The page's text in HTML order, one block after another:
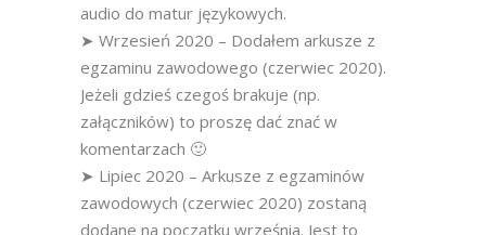
audio do matur językowych.
➤ Wrzesień 2020 – Dodałem arkusze z
egzaminu zawodowego (czerwiec 2020).
Jeżeli gdzieś czegoś brakuje (np.
załączników) to proszę dać znać w
komentarzach 🙂
➤ Lipiec 2020 – Arkusze z egzaminów
zawodowych (czerwiec 2020) zostaną
dodane na początku września. Jest to